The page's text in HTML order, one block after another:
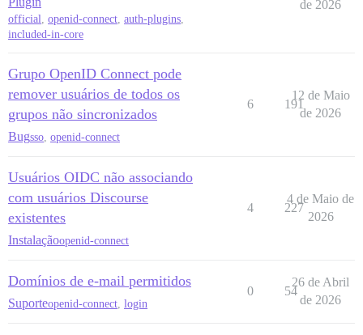
official, openid-connect, auth-plugins,
included-in-core
de 2026
Grupo OpenID Connect pode
remover usuários de todos os
grupos não sincronizados
Bugsso openid-connect
6 191
12 de Maio
de 2026
Usuários OIDC não associando
com usuários Discourse
existentes
Instalaçãoopenid-connect
4 227
4 de Maio de
2026
Domínios de e-mail permitidos
Suporteopenid-connect login
0 54
26 de Abril
de 2026